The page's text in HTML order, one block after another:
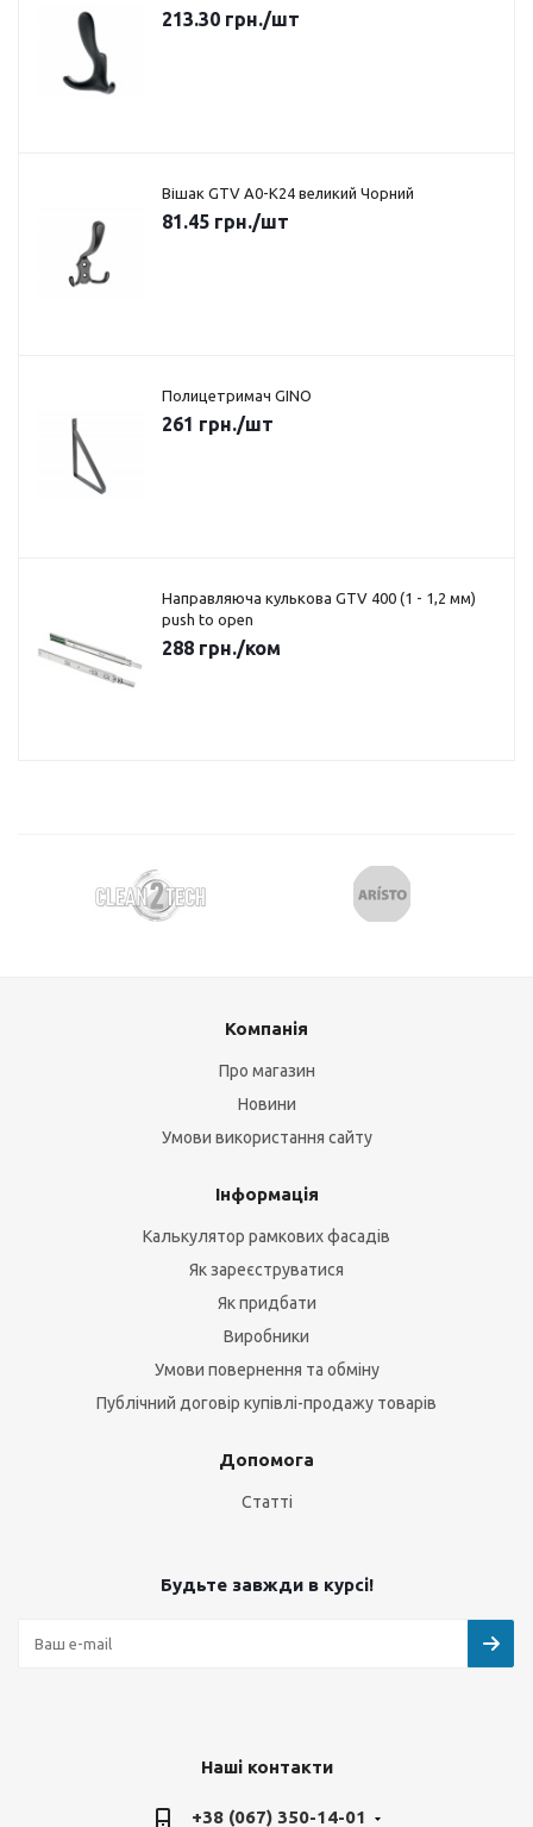
213.30 грн./шт
Вішак GTV A0-K24 великий Чорний
81.45 грн./шт
Полицетримач GINO
261 грн./шт
Направляюча кулькова GTV 400 (1 - 1,2 мм)
push to open
288 грн./ком
Компанія
Про магазин
Новини
Умови використання сайту
Інформація
Калькулятор рамкових фасадів
Як зареєструватися
Як придбати
Виробники
Умови повернення та обміну
Публічний договір купівлі-продажу товарів
Допомога
Статті
Будьте завжди в курсі!
Наші контакти
+38 (067) 350-14-01